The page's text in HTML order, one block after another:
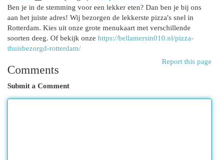
Ben je in de stemming voor een lekker eten? Dan ben je bij ons
aan het juiste adres! Wij bezorgen de lekkerste pizza's snel in
Rotterdam. Kies uit onze grote menukaart met verschillende
soorten deeg. Of bekijk onze https://bellamersin010.nl/pizza-
thuisbezorgd-rotterdam/
Report this page
Comments
Submit a Comment